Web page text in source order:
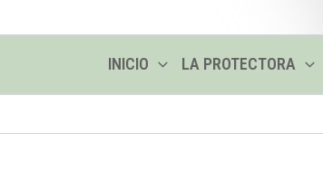
INICIO LA PROTECTORA